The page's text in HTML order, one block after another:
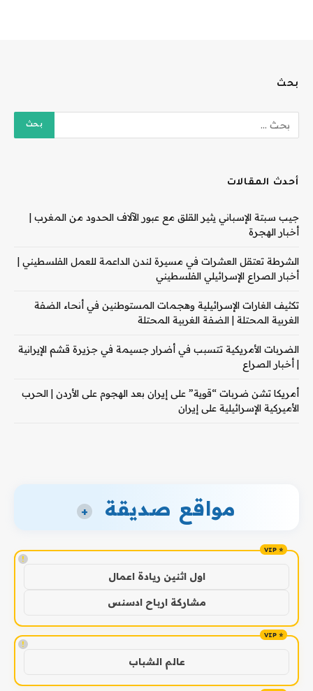
بحث
أحدث المقالات
جيب سبتة الإسباني يثير القلق مع عبور الآلاف الحدود من المغرب |
أخبار الهجرة
الشرطة تعتقل العشرات في مسيرة لندن الداعمة للعمل الفلسطيني |
أخبار الصراع الإسرائيلي الفلسطيني
تكثيف الغارات الإسرائيلية وهجمات المستوطنين في أنحاء الضفة
الغربية المحتلة | الضفة الغربية المحتلة
الضربات الأمريكية تتسبب في أضرار جسيمة في جزيرة قشم الإيرانية
| أخبار الصراع
أمريكا تشن ضربات “قوية” على إيران بعد الهجوم على الأردن | الحرب
الأميركية الإسرائيلية على إيران
مواقع صديقة +
!
اول اثنين ريادة اعمال
مشاركة ارباح ادسنس
!
عالم الشباب